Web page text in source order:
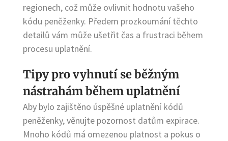
regionech, což může ovlivnit hodnotu vašeho
kódu peněženky. Předem prozkoumání těchto
detailů vám může ušetřit čas a frustraci během
procesu uplatnění.
Tipy pro vyhnutí se běžným
nástrahám během uplatnění
Aby bylo zajištěno úspěšné uplatnění kódů
peněženky, věnujte pozornost datům expirace.
Mnoho kódů má omezenou platnost a pokus o